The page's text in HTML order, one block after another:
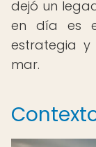
dejó un
en día es
estrategia
mar.